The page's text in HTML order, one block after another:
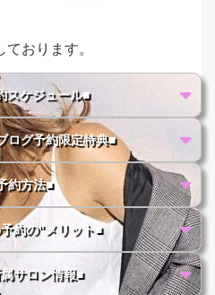
ております。
スケジュール■
ログ予約限定特典■
約方法■
約の"メリット■
サロン情報■